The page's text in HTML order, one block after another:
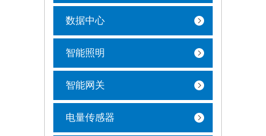
数据中心
智能照明
智能网关
电量传感器